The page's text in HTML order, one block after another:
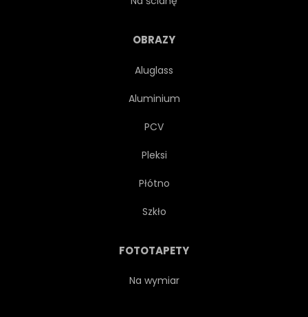
OBRAZY
Aluglass
Aluminium
PCV
Pleksi
Płótno
Szkło
FOTOTAPETY
Na wymiar